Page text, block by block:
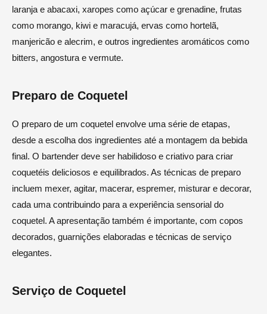
laranja e abacaxi, xaropes como açúcar e grenadine, frutas
como morango, kiwi e maracujá, ervas como hortelã,
manjericão e alecrim, e outros ingredientes aromáticos como
bitters, angostura e vermute.
Preparo de Coquetel
O preparo de um coquetel envolve uma série de etapas,
desde a escolha dos ingredientes até a montagem da bebida
final. O bartender deve ser habilidoso e criativo para criar
coquetéis deliciosos e equilibrados. As técnicas de preparo
incluem mexer, agitar, macerar, espremer, misturar e decorar,
cada uma contribuindo para a experiência sensorial do
coquetel. A apresentação também é importante, com copos
decorados, guarnições elaboradas e técnicas de serviço
elegantes.
Serviço de Coquetel